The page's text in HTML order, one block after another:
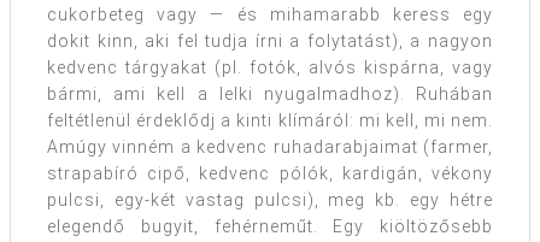
cukorbeteg vagy — és mihamarabb keress egy
dokit kinn, aki fel tudja írni a folytatást), a nagyon
kedvenc tárgyakat (pl. fotók, alvós kispárna, vagy
bármi, ami kell a lelki nyugalmadhoz). Ruhában
feltétlenül érdeklődj a kinti klímáról: mi kell, mi nem.
Amúgy vinném a kedvenc ruhadarabjaimat (farmer,
strapabíró cipő, kedvenc pólók, kardigán, vékony
pulcsi, egy-két vastag pulcsi), meg kb. egy hétre
elegendő bugyit, fehérneműt. Egy kiöltözősebb